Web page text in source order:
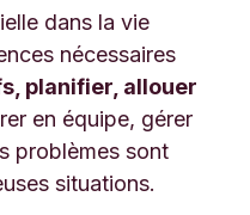
dans la vie
nécessaires
planifier, allouer
en équipe, gérer
problèmes sont
situations.